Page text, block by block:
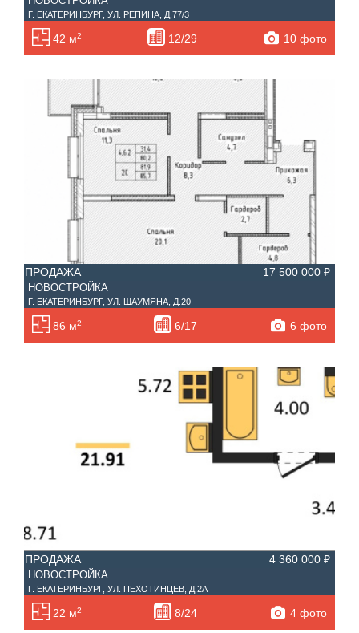
Г. ЕКАТЕРИНБУРГ, УЛ. РЕПИНА, Д.77/3
42 м2 12/29 10 фото
ПРОДАЖА 17 500 000 ₽
НОВОСТРОЙКА
Г. ЕКАТЕРИНБУРГ, УЛ. ШАУМЯНА, Д.20
86 м2 6/17 6 фото
ПРОДАЖА 4 360 000 ₽
НОВОСТРОЙКА
Г. ЕКАТЕРИНБУРГ, УЛ. ПЕХОТИНЦЕВ, Д.2А
22 м2 8/24 4 фото